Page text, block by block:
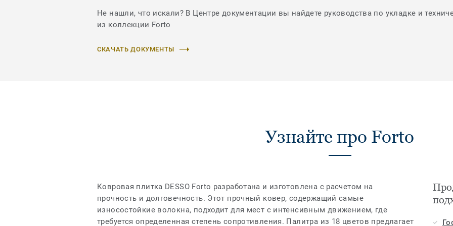
Не нашли, что искали? В Центре документации вы найдете руководства по укладке и
из коллекции Forto
СКАЧАТЬ ДОКУМЕНТЫ
Узнайте про Forto
Ковровая плитка DESSO Forto разработана и изготовлена с расчетом на
прочность и долговечность. Этот прочный ковер, содержащий самые
износостойкие волокна, подходит для мест с интенсивным движением, где
требуется определенная степень сопротивления. Палитра из 18 цветов предлагает